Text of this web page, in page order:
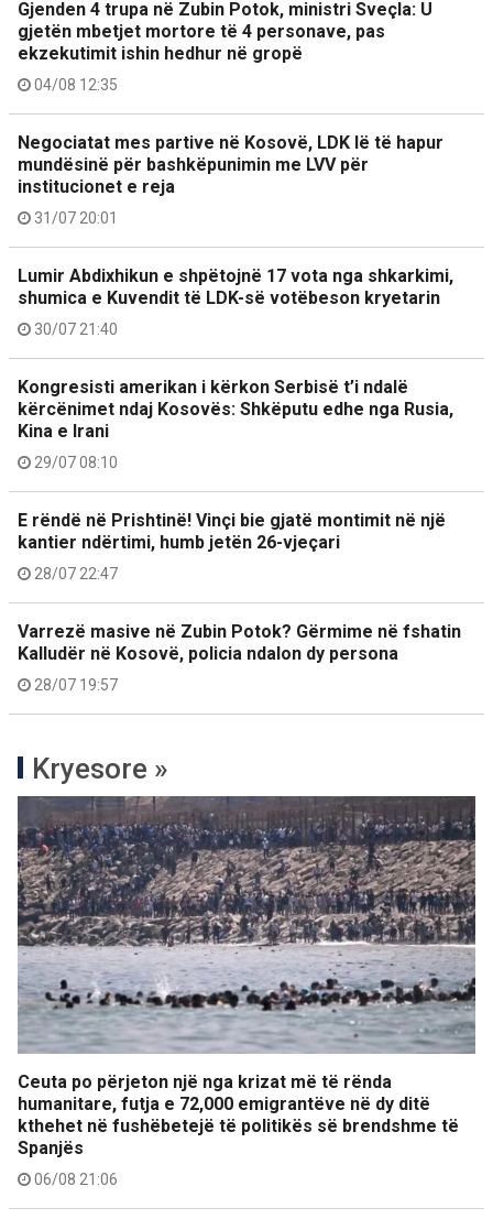
Gjenden 4 trupa në Zubin Potok, ministri Sveçla: U
gjetën mbetjet mortore të 4 personave, pas
ekzekutimit ishin hedhur në gropë
04/08 12:35
Negociatat mes partive në Kosovë, LDK lë të hapur
mundësinë për bashkëpunimin me LVV për
institucionet e reja
31/07 20:01
Lumir Abdixhikun e shpëtojnë 17 vota nga shkarkimi,
shumica e Kuvendit të LDK-së votëbeson kryetarin
30/07 21:40
Kongresisti amerikan i kërkon Serbisë t’i ndalë
kërcënimet ndaj Kosovës: Shkëputu edhe nga Rusia,
Kina e Irani
29/07 08:10
E rëndë në Prishtinë! Vinçi bie gjatë montimit në një
kantier ndërtimi, humb jetën 26-vjeçari
28/07 22:47
Varrezë masive në Zubin Potok? Gërmime në fshatin
Kalludër në Kosovë, policia ndalon dy persona
28/07 19:57
Kryesore »
Ceuta po përjeton një nga krizat më të rënda
humanitare, futja e 72,000 emigrantëve në dy ditë
kthehet në fushëbetejë të politikës së brendshme të
Spanjës
06/08 21:06